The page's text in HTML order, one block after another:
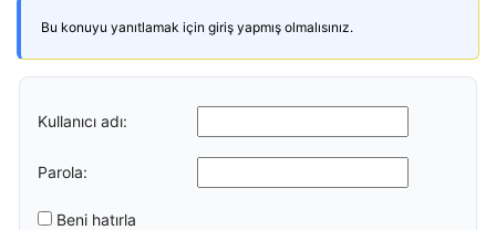
Bu konuyu yanıtlamak için giriş yapmış olmalısınız.
Kullanıcı adı:
Parola:
Beni hatırla